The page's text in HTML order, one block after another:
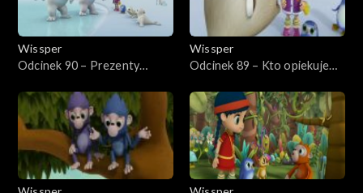
Wissper
Odcinek 90 – Prezenty
Wissper
Odcinek 89 – Kto opiekuje